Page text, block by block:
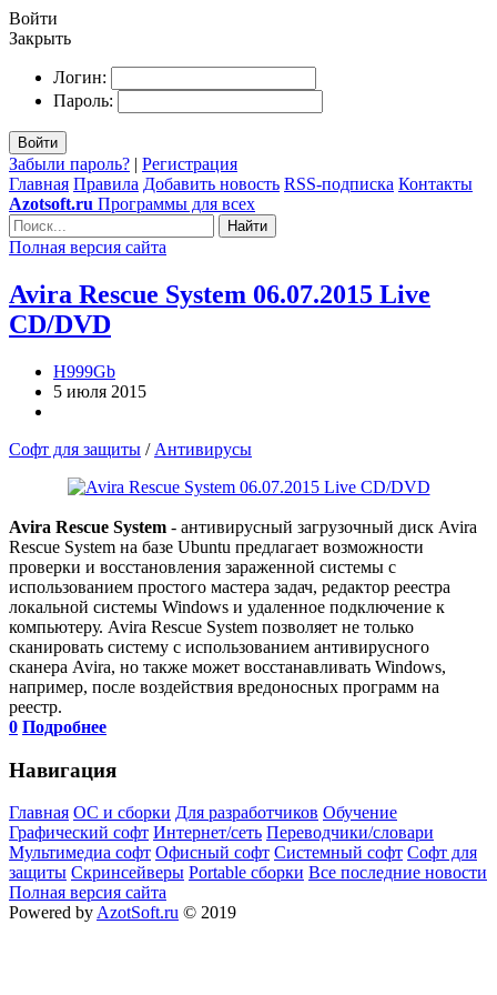
Войти
Закрыть
Логин:
Пароль:
Войти
Забыли пароль? | Регистрация
Главная Правила Добавить новость RSS-подписка Контакты
Azotsoft.ru Программы для всех
Найти
Полная версия сайта
Avira Rescue System 06.07.2015 Live
CD/DVD
H999Gb
5 июля 2015
Софт для защиты / Антивирусы
Avira Rescue System - антивирусный загрузочный диск Avira
Rescue System на базе Ubuntu предлагает возможности
проверки и восстановления зараженной системы с
использованием простого мастера задач, редактор реестра
локальной системы Windows и удаленное подключение к
компьютеру. Avira Rescue System позволяет не только
сканировать систему с использованием антивирусного
сканера Avira, но также может восстанавливать Windows,
например, после воздействия вредоносных программ на
реестр.
0 Подробнее
Навигация
Главная ОС и сборки Для разработчиков Обучение
Графический софт Интернет/сеть Переводчики/словари
Мультимедиа софт Офисный софт Системный софт Софт для
защиты Скринсейверы Portable сборки Все последние новости
Полная версия сайта
Powered by AzotSoft.ru © 2019